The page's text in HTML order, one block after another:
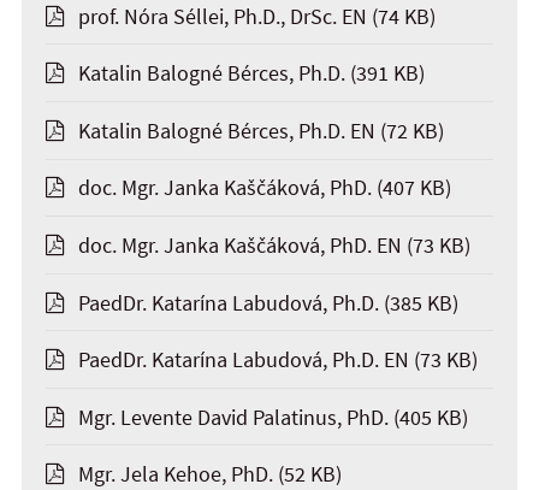
prof. Nóra Séllei, Ph.D., DrSc. EN (74 KB)
Katalin Balogné Bérces, Ph.D. (391 KB)
Katalin Balogné Bérces, Ph.D. EN (72 KB)
doc. Mgr. Janka Kaščáková, PhD. (407 KB)
doc. Mgr. Janka Kaščáková, PhD. EN (73 KB)
PaedDr. Katarína Labudová, Ph.D. (385 KB)
PaedDr. Katarína Labudová, Ph.D. EN (73 KB)
Mgr. Levente David Palatinus, PhD. (405 KB)
Mgr. Jela Kehoe, PhD. (52 KB)